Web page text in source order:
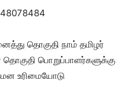
தொகுதி நாம் தமிழர்
பொறுப்பாளர்களுக்கு
உரிமையோடு